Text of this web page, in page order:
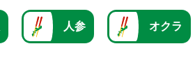
人参 オクラ